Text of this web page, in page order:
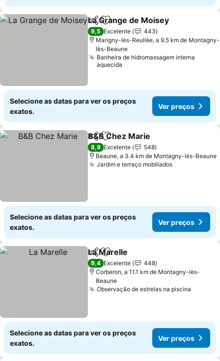
PartilharAdicionar aos favoritos
La Grange de Moisey
9,5 Excelente
443
Marigny-lès-Reullée, a 9.5 km de Montagny-
lès-Beaune
Banheira de hidromassagem interna
aquecida
Selecione as datas para ver os preços
exatos.
Ver preços
PartilharAdicionar aos favoritos
B&B Chez Marie
8,9 Excelente
548
Beaune, a 3.4 km de Montagny-lès-Beaune
Jardim e terraço mobiliadosVer preços
Selecione as datas para ver os preços
exatos.
Ver preços
PartilharAdicionar aos favoritos
La Marelle
9,4 Excelente
448
Corberon, a 11.1 km de Montagny-lès-
Beaune
Observação de estrelas na piscina
Selecione as datas para ver os preços
exatos.
Ver preços